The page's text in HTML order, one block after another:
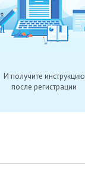
И получите инструкцию
после регистрации